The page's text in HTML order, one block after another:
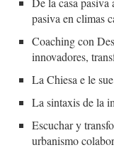
pasiva en climas
Coaching con
innovadores,
La Chiesa e le
La sintaxis de la
Escuchar y
urbanismo